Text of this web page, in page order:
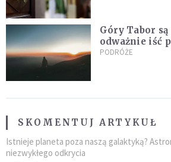
Góry Tabor są
odważnie iść
PODRÓŻE
SKOMENTUJ ARTYKUŁ
Istnieje planeta poza naszą galaktyką?
niezwykłego odkrycia